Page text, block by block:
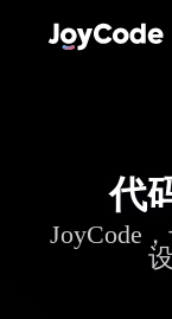
代
JoyCode